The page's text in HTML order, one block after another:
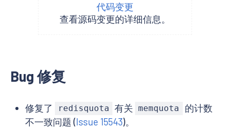
代码变更
查看源码变更的详细信息。
Bug 修复
修复了 redisquota 有关 memquota
的计数
不一致问题 (Issue 15543)。